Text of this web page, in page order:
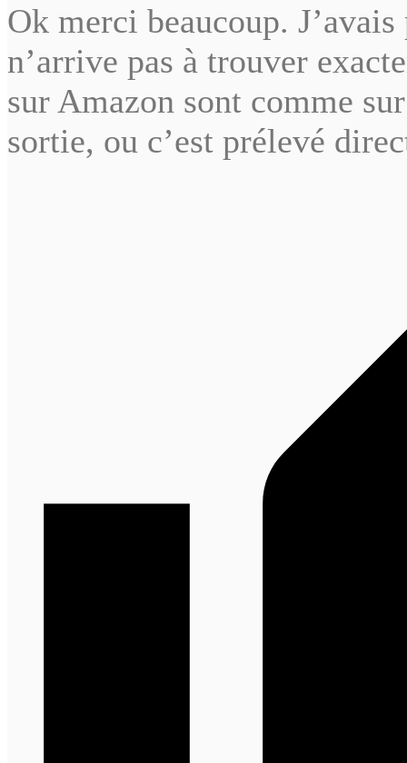
Ok merci beaucoup.
n’arrive pas à trouver
sur Amazon sont comme
sortie, ou c’est prélevé